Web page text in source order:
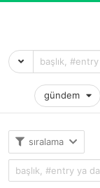
gündem
sıralama